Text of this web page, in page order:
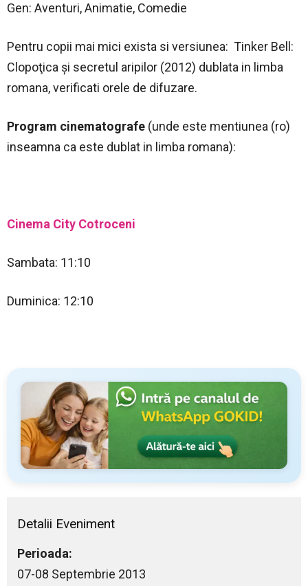
Gen: Aventuri, Animatie, Comedie
Pentru copii mai mici exista si versiunea: Tinker Bell:
Clopoţica şi secretul aripilor (2012) dublata in limba
romana, verificati orele de difuzare.
Program cinematografe (unde este mentiunea (ro)
inseamna ca este dublat in limba romana):
Cinema City Cotroceni
Sambata: 11:10
Duminica: 12:10
Detalii Eveniment
Perioada:
07-08 Septembrie 2013